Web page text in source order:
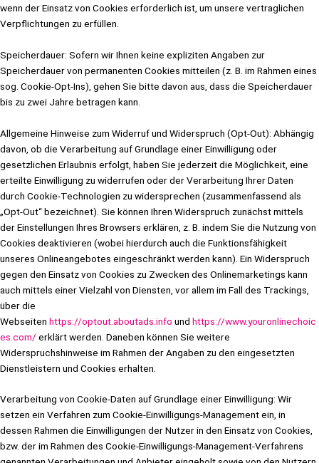
wenn der Einsatz von Cookies erforderlich ist, um unsere vertraglichen
Verpflichtungen zu erfüllen.
Speicherdauer: Sofern wir Ihnen keine expliziten Angaben zur
Speicherdauer von permanenten Cookies mitteilen (z. B. im Rahmen eines
sog. Cookie-Opt-Ins), gehen Sie bitte davon aus, dass die Speicherdauer
bis zu zwei Jahre betragen kann.
Allgemeine Hinweise zum Widerruf und Widerspruch (Opt-Out): Abhängig
davon, ob die Verarbeitung auf Grundlage einer Einwilligung oder
gesetzlichen Erlaubnis erfolgt, haben Sie jederzeit die Möglichkeit, eine
erteilte Einwilligung zu widerrufen oder der Verarbeitung Ihrer Daten
durch Cookie-Technologien zu widersprechen (zusammenfassend als
„Opt-Out“ bezeichnet). Sie können Ihren Widerspruch zunächst mittels
der Einstellungen Ihres Browsers erklären, z. B. indem Sie die Nutzung von
Cookies deaktivieren (wobei hierdurch auch die Funktionsfähigkeit
unseres Onlineangebotes eingeschränkt werden kann). Ein Widerspruch
gegen den Einsatz von Cookies zu Zwecken des Onlinemarketings kann
auch mittels einer Vielzahl von Diensten, vor allem im Fall des Trackings,
über die
Webseiten https://optout.aboutads.info und https://www.youronlinechoic
es.com/ erklärt werden. Daneben können Sie weitere
Widerspruchshinweise im Rahmen der Angaben zu den eingesetzten
Dienstleistern und Cookies erhalten.
Verarbeitung von Cookie-Daten auf Grundlage einer Einwilligung: Wir
setzen ein Verfahren zum Cookie-Einwilligungs-Management ein, in
dessen Rahmen die Einwilligungen der Nutzer in den Einsatz von Cookies,
bzw. der im Rahmen des Cookie-Einwilligungs-Management-Verfahrens